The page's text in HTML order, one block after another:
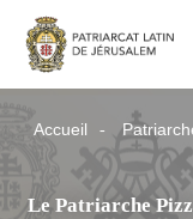
Accueil
Le Patriarche